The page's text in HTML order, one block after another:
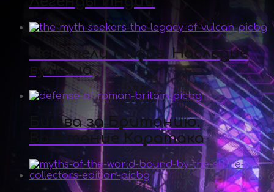
Искатели мифов. Наследие
вулкана
Битва за Британию.
Восстание Каратака